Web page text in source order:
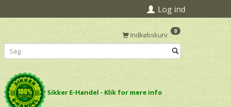
Log ind
Indkøbskurv 0
Sikker E-Handel - Klik for mere info